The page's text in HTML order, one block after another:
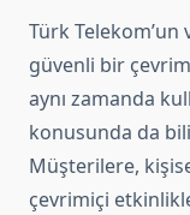
Türk
güvenli bir
aynı zamanda
konusunda da
Müşterilere,
çevrimiçi